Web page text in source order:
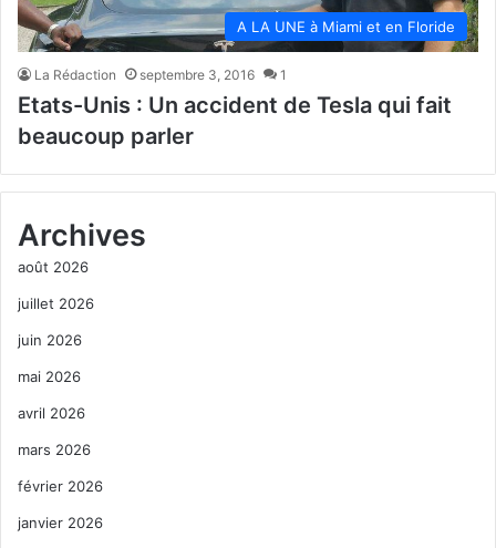
A LA UNE à Miami et en Floride
La Rédaction septembre 3, 2016 1
Etats-Unis : Un accident de Tesla qui fait
beaucoup parler
Archives
août 2026
juillet 2026
juin 2026
mai 2026
avril 2026
mars 2026
février 2026
janvier 2026